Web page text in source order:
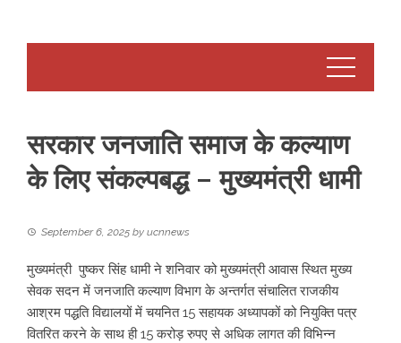
सरकार जनजाति समाज के कल्याण
के लिए संकल्पबद्ध – मुख्यमंत्री धामी
September 6, 2025 by ucnnews
मुख्यमंत्री पुष्कर सिंह धामी ने शनिवार को मुख्यमंत्री आवास स्थित मुख्य
सेवक सदन में जनजाति कल्याण विभाग के अन्तर्गत संचालित राजकीय
आश्रम पद्धति विद्यालयों में चयनित 15 सहायक अध्यापकों को नियुक्ति पत्र
वितरित करने के साथ ही 15 करोड़ रुपए से अधिक लागत की विभिन्न